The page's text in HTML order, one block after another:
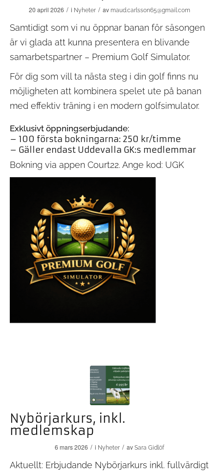
20 april 2026 / i Nyheter / av maud.carlsson65@gmail.com
Samtidigt som vi nu öppnar banan för säsongen
är vi glada att kunna presentera en blivande
samarbetspartner – Premium Golf Simulator.
För dig som vill ta nästa steg i din golf finns nu
möjligheten att kombinera spelet ute på banan
med effektiv träning i en modern golfsimulator.
Exklusivt öppningserbjudande:
– 100 första bokningarna: 250 kr/timme
– Gäller endast Uddevalla GK:s medlemmar
Bokning via appen Court22. Ange kod: UGK
Nybörjarkurs, inkl.
medlemskap
6 mars 2026 / i Nyheter / av Sara Gidlöf
Aktuellt: Erbjudande Nybörjarkurs inkl. fullvärdigt